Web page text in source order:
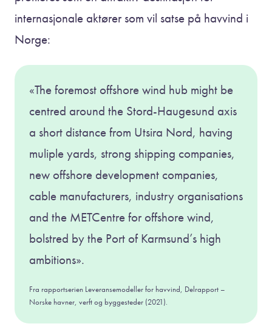
internasjonale aktører som vil satse på havvind i
Norge:
«The foremost offshore wind hub might be
centred around the Stord-Haugesund axis
a short distance from Utsira Nord, having
muliple yards, strong shipping companies,
new offshore development companies,
cable manufacturers, industry organisations
and the METCentre for offshore wind,
bolstred by the Port of Karmsund’s high
ambitions».
Fra rapportserien Leveransemodeller for havvind, Delrapport –
Norske havner, verft og byggesteder (2021).